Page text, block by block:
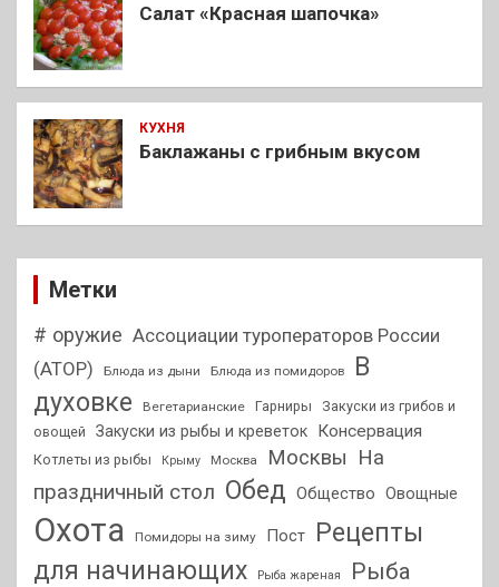
Салат «Красная шапочка»
КУХНЯ
Баклажаны с грибным вкусом
Метки
# оружие Ассоциации туроператоров России
(АТОР)
Блюда из дыни Блюда из помидоров
В
духовке
Вегетарианские Гарниры
Закуски из грибов и
овощей
Закуски из рыбы и креветок Консервация
Котлеты из рыбы Крыму Москва Москвы На
праздничный стол Обед Общество Овощные
Охота Помидоры на зиму Пост
Рецепты
для начинающих
Рыба жареная
Рыба